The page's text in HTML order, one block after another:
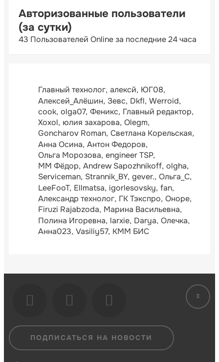
Авторизованные пользователи
(за сутки)
43 Пользователей Online за последние 24 часа
Главный технолог алексй ЮГ08
Алексей_Алёшин Зевс Dkfl Werroid
cook olga07 Феникс Главный редактор
Xoxol юлия захарова Olegm
Goncharov Roman Светлана Корельская
Анна Осина Антон Федоров
Ольга Морозова engineer TSP
ММ Фёдор Andrew Sapozhnikoff olgha
Serviceman Strannik_BY gever. Ольга_С
LeeFooT Ellmatsa igorlesovsky fan
Александр технолог ГК Тэкспро Оноре
Firuzi Rajabzoda Марина Васильевна
Полина Игоревна larxie Darya Олечка
Анна023 Vasiliy57 КММ БИС
ПОДПИСАТЬСЯ НА НОВОСТИ